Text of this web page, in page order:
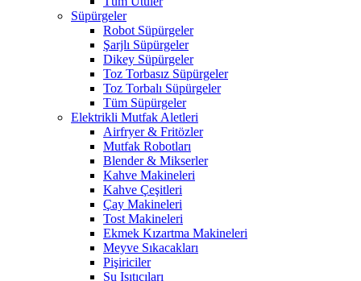
Süpürgeler
Robot Süpürgeler
Şarjlı Süpürgeler
Dikey Süpürgeler
Toz Torbasız Süpürgeler
Toz Torbalı Süpürgeler
Tüm Süpürgeler
Elektrikli Mutfak Aletleri
Airfryer & Fritözler
Mutfak Robotları
Blender & Mikserler
Kahve Makineleri
Kahve Çeşitleri
Çay Makineleri
Tost Makineleri
Ekmek Kızartma Makineleri
Meyve Sıkacakları
Pişiriciler
Su Isıtıcıları